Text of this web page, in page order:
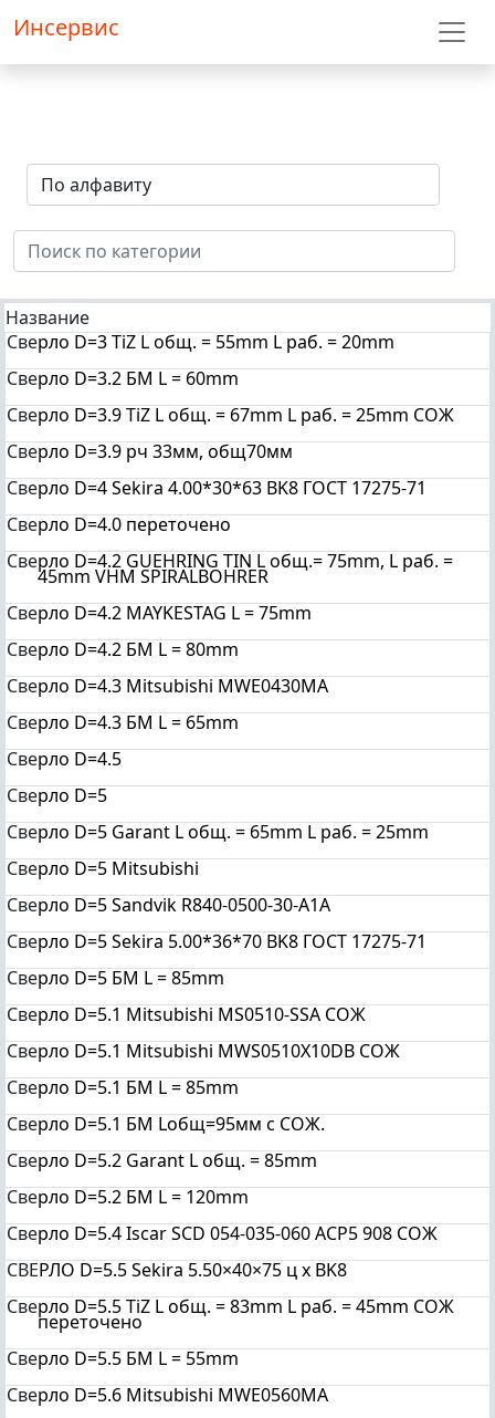
Инсервис
Название
Сверло D=3 TiZ L общ. = 55mm L раб. = 20mm
Сверло D=3.2 БМ L = 60mm
Сверло D=3.9 TiZ L общ. = 67mm L раб. = 25mm СОЖ
Сверло D=3.9 рч 33мм, общ70мм
Сверло D=4 Sekira 4.00*30*63 BK8 ГОСТ 17275-71
Сверло D=4.0 переточено
Сверло D=4.2 GUEHRING TIN L общ.= 75mm, L раб. =
45mm VHM SPIRALBOHRER
Сверло D=4.2 MAYKESTAG L = 75mm
Сверло D=4.2 БМ L = 80mm
Сверло D=4.3 Mitsubishi MWE0430MA
Сверло D=4.3 БМ L = 65mm
Сверло D=4.5
Сверло D=5
Сверло D=5 Garant L общ. = 65mm L раб. = 25mm
Сверло D=5 Mitsubishi
Сверло D=5 Sandvik R840-0500-30-A1A
Сверло D=5 Sekira 5.00*36*70 BK8 ГОСТ 17275-71
Сверло D=5 БМ L = 85mm
Сверло D=5.1 Mitsubishi MS0510-SSA СОЖ
Сверло D=5.1 Mitsubishi MWS0510X10DB СОЖ
Сверло D=5.1 БМ L = 85mm
Сверло D=5.1 БМ Lобщ=95мм с СОЖ.
Сверло D=5.2 Garant L общ. = 85mm
Сверло D=5.2 БМ L = 120mm
Сверло D=5.4 Iscar SCD 054-035-060 AСP5 908 СОЖ
СВЕРЛО D=5.5 Sekira 5.50×40×75 ц х BK8
Сверло D=5.5 TiZ L общ. = 83mm L раб. = 45mm СОЖ
переточено
Сверло D=5.5 БМ L = 55mm
Сверло D=5.6 Mitsubishi MWE0560MA